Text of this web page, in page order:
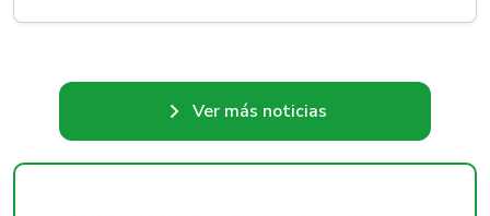
Ver más noticias